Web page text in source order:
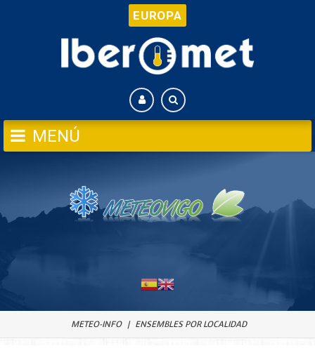
EUROPA
METEO-INFO ENSEMBLES POR LOCALIDAD